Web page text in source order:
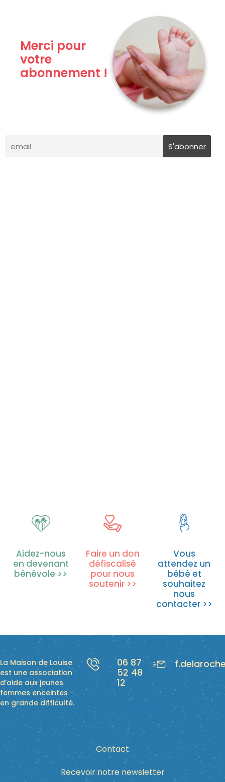
Merci pour
votre
abonnement !
Aidez-nous
en devenant
bénévole >>
Faire un don
défiscalisé
pour nous
soutenir >>
Vous
attendez un
bébé et
souhaitez
nous
contacter >>
La Maison de Louise
est une association
d’aide aux jeunes
femmes enceintes
en grande difficulté.
06 87
52 48
12
Contact
Recevoir notre newsletter